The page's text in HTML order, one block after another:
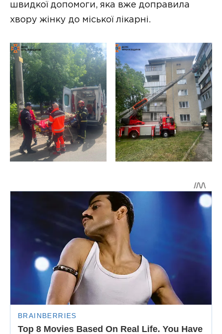
швидкої допомоги, яка вже доправила
хвору жінку до міської лікарні.